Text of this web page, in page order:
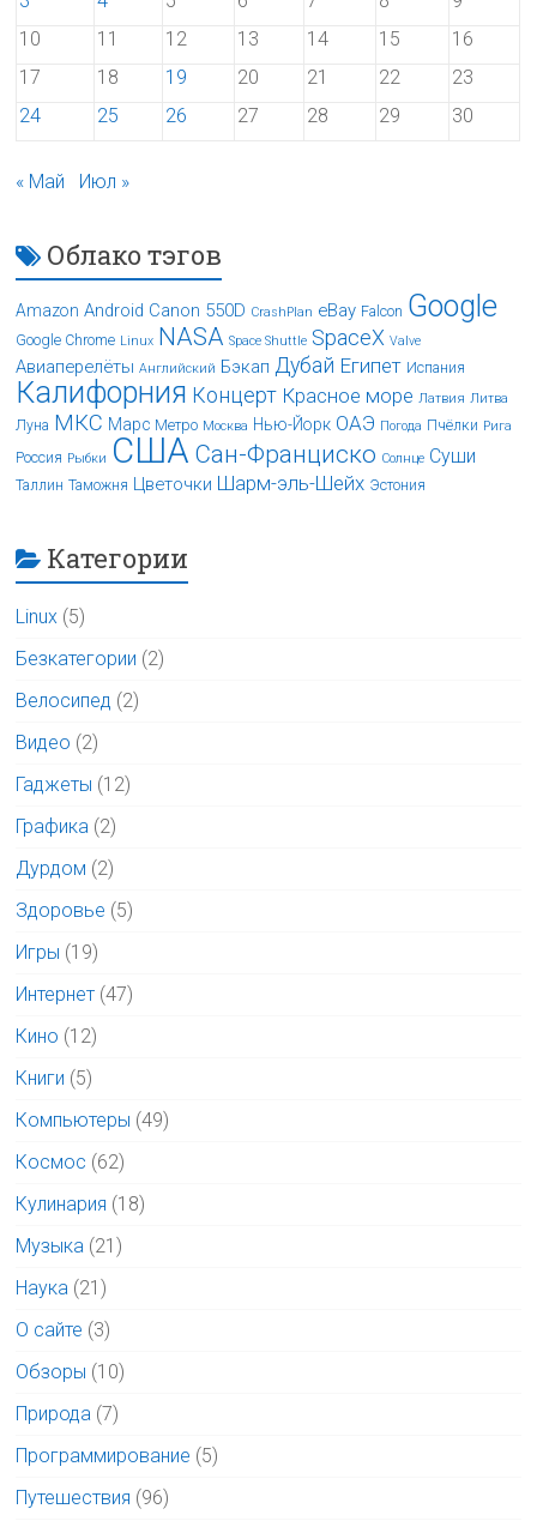
10
11 12 13 14 15
16
17
18 19 20 21 22
23
24
25 26 27 28 29 30
« Май Июл »
Облако тэгов
Amazon Android Canon 550D CrashPlan eBay Falcon Google
Google Chrome Linux NASA Space Shuttle SpaceX Valve
Авиаперелёты Английский Бэкап Дубай Египет Испания
Калифорния Концерт Красное море Латвия Литва
Луна МКС Марс Метро Москва Нью-Йорк ОАЭ Погода Пчёлки Рига
Россия Рыбки США Сан-Франциско Солнце Суши
Таллин Таможня Цветочки Шарм-эль-Шейх Эстония
Категории
Linux (5)
Безкатегории (2)
Велосипед (2)
Видео (2)
Гаджеты (12)
Графика (2)
Дурдом (2)
Здоровье (5)
Игры (19)
Интернет (47)
Кино (12)
Книги (5)
Компьютеры (49)
Космос (62)
Кулинария (18)
Музыка (21)
Наука (21)
О сайте (3)
Обзоры (10)
Природа (7)
Программирование (5)
Путешествия (96)